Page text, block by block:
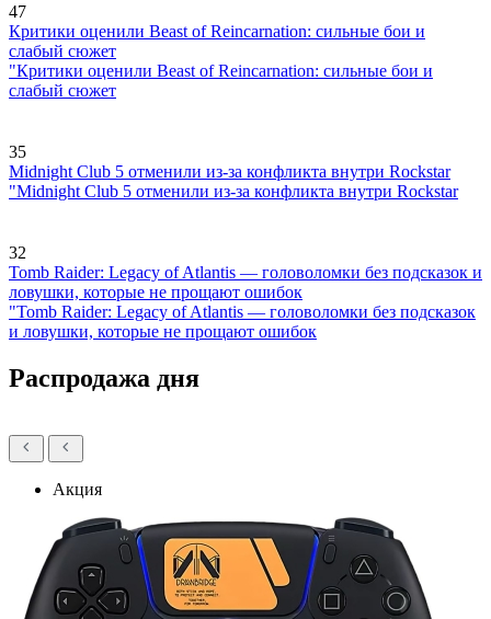
47
Критики оценили Beast of Reincarnation: сильные бои и
слабый сюжет
"Критики оценили Beast of Reincarnation: сильные бои и
слабый сюжет
35
Midnight Club 5 отменили из-за конфликта внутри Rockstar
"Midnight Club 5 отменили из-за конфликта внутри Rockstar
32
Tomb Raider: Legacy of Atlantis — головоломки без подсказок и
ловушки, которые не прощают ошибок
"Tomb Raider: Legacy of Atlantis — головоломки без подсказок
и ловушки, которые не прощают ошибок
Распродажа дня
Акция